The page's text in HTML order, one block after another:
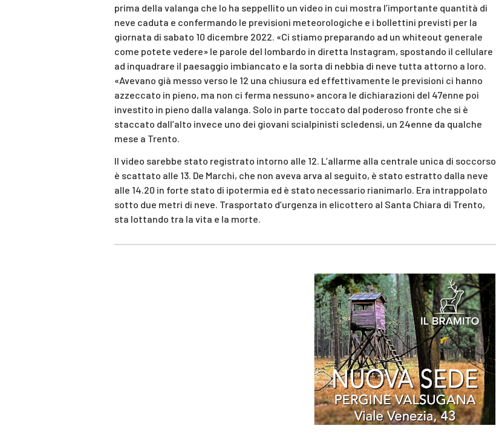
prima della valanga che lo ha seppellito un video in cui mostra l’importante quantità di
neve caduta e confermando le previsioni meteorologiche e i bollettini previsti per la
giornata di sabato 10 dicembre 2022. «Ci stiamo preparando ad un whiteout generale
come potete vedere» le parole del lombardo in diretta Instagram, spostando il cellulare
ad inquadrare il paesaggio imbiancato e la sorta di nebbia di neve tutta attorno a loro.
«Avevano già messo verso le 12 una chiusura ed effettivamente le previsioni ci hanno
azzeccato in pieno, ma non ci ferma nessuno» ancora le dichiarazioni del 47enne poi
investito in pieno dalla valanga. Solo in parte toccato dal poderoso fronte che si è
staccato dall’alto invece uno dei giovani scialpinisti scledensi, un 24enne da qualche
mese a Trento.
Il video sarebbe stato registrato intorno alle 12. L’allarme alla centrale unica di soccorso
è scattato alle 13. De Marchi, che non aveva arva al seguito, è stato estratto dalla neve
alle 14.20 in forte stato di ipotermia ed è stato necessario rianimarlo. Era intrappolato
sotto due metri di neve. Trasportato d’urgenza in elicottero al Santa Chiara di Trento,
sta lottando tra la vita e la morte.